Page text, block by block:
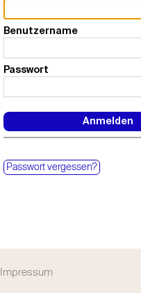
Benutzername
Passwort
Passwort vergessen?
Impressum